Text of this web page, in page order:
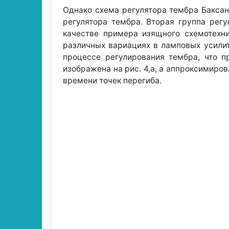
Однако схема регулятора тембра
регулятора тембра. Вторая группа
качестве примера изящного
различных вариациях в ламповых
процессе регулирования тембра, что
изображена на рис. 4,а, а
времени точек перегиба.